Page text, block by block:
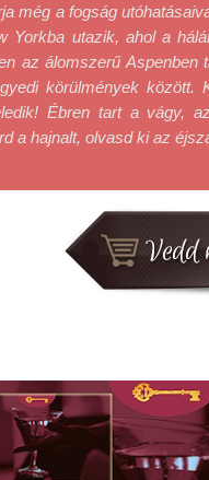
még a fogság
Yorkba utazik, ahol a
az álomszerű
körülmények
Ébren tart a vágy,
a hajnalt, olvasd ki az